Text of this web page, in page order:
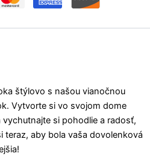
štýlovo s našou vianočnou
Vytvorte si vo svojom dome
si pohodlie a radosť,
teraz, aby bola vaša dovolenková